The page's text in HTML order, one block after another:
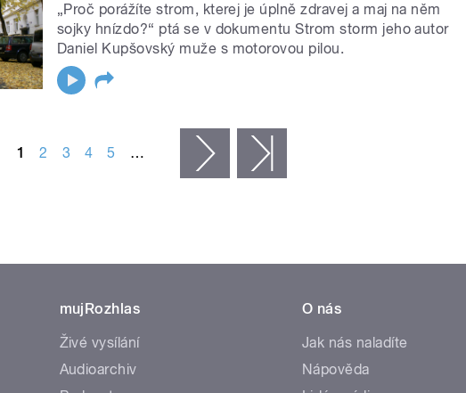
„Proč porážíte strom, kterej je úplně zdravej a maj na něm
sojky hnízdo?“ ptá se v dokumentu Strom storm jeho autor
Daniel Kupšovský muže s motorovou pilou.
1 2 3 4 5 … následující ›
mujRozhlas
Živé vysílání
Audioarchiv
O nás
Jak nás naladíte
Nápověda